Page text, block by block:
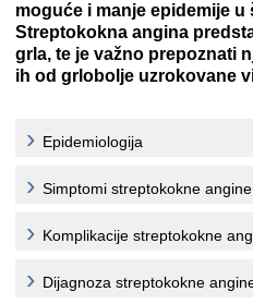
moguće i manje epidemije u
Streptokokna angina
grla, te je važno prepoznati
ih od grlobolje uzrokovane
Epidemiologija
Simptomi streptokokne angine
Komplikacije streptokokne
Dijagnoza streptokokne